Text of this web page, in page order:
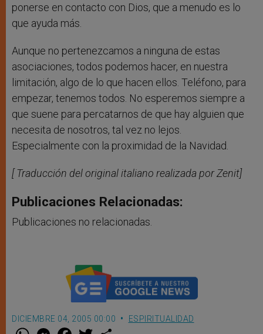
ponerse en contacto con Dios, que a menudo es lo
que ayuda más.
Aunque no pertenezcamos a ninguna de estas
asociaciones, todos podemos hacer, en nuestra
limitación, algo de lo que hacen ellos. Teléfono, para
empezar, tenemos todos. No esperemos siempre a
que suene para percatarnos de que hay alguien que
necesita de nosotros, tal vez no lejos.
Especialmente con la proximidad de la Navidad.
[ Traducción del original italiano realizada por Zenit]
Publicaciones Relacionadas:
Publicaciones no relacionadas.
DICIEMBRE 04, 2005 00:00 ESPIRITUALIDAD
W M F